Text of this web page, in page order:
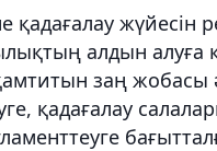
қадағалау жүйесін
алдын алуға
заң жобасы
қадағалау